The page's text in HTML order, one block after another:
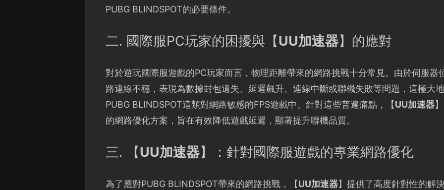
PUBG BLINDSPOT的必要條件。
二. 國際服PC玩家的困擾與【UU加速器】的應對
對於遊玩國際服遊戲的PC玩家而言，物理距離帶來的網路挑戰十分常見。由於伺服器
路連線不穩，表現為數據封包遺失、延遲飆升、連線中斷或聯機失敗等問題，這極大
PUBG BLINDSPOT這類對網路敏感的FPS遊戲中。針對這些普遍痛點，【UU加速器
的網路優化方案，旨在有效降低遊戲延遲，顯著提升聯機品質。
三. 【UU加速器】：針對國際服遊戲的專業網路優化
為了應對PUBG BLINDSPOT帶來的網路挑戰，【UU加速器】提供了高度針對性的解